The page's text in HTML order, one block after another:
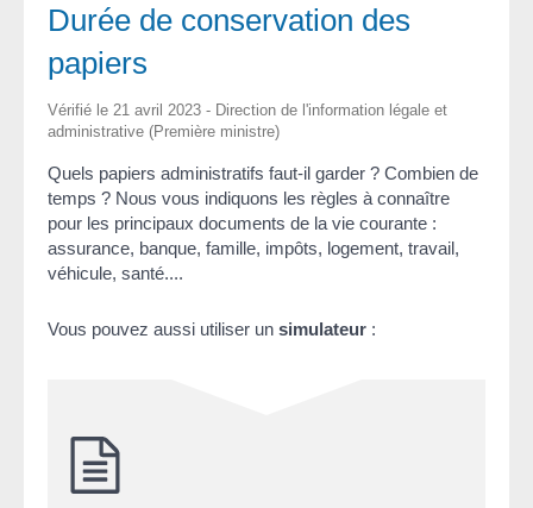
Durée de conservation des
papiers
Vérifié le 21 avril 2023 - Direction de l'information légale et
administrative (Première ministre)
Quels papiers administratifs faut-il garder ? Combien de
temps ? Nous vous indiquons les règles à connaître
pour les principaux documents de la vie courante :
assurance, banque, famille, impôts, logement, travail,
véhicule, santé....
Vous pouvez aussi utiliser un simulateur :